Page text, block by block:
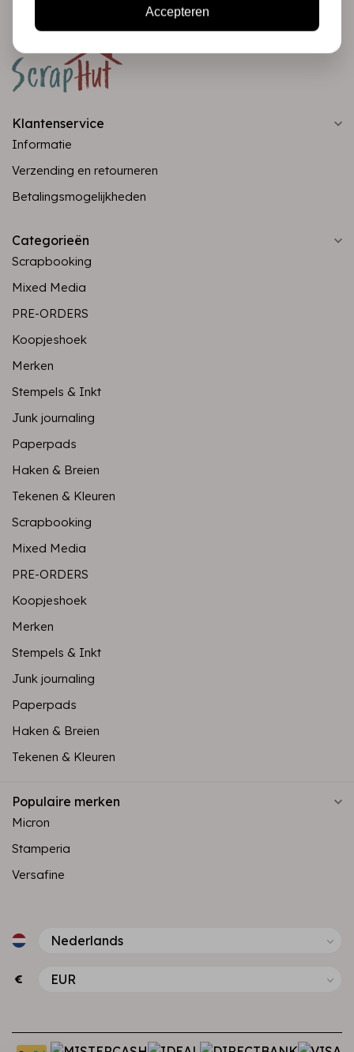
Klantenservice
Informatie
Verzending en retourneren
Betalingsmogelijkheden
Categorieën
Scrapbooking
Mixed Media
PRE-ORDERS
Koopjeshoek
Merken
Stempels & Inkt
Junk journaling
Paperpads
Haken & Breien
Tekenen & Kleuren
Scrapbooking
Mixed Media
PRE-ORDERS
Koopjeshoek
Merken
Stempels & Inkt
Junk journaling
Paperpads
Haken & Breien
Tekenen & Kleuren
Populaire merken
Micron
Stamperia
Versafine
€
Accepteren